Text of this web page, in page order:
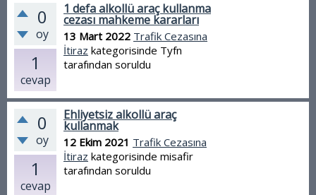
0
oy
1
cevap
1 defa alkollü araç kullanma
cezası mahkeme kararları
13 Mart 2022 Trafik Cezasına
İtiraz kategorisinde Tyfn
tarafından soruldu
0
oy
1
cevap
Ehliyetsiz alkollü araç
kullanmak
12 Ekim 2021 Trafik Cezasına
İtiraz kategorisinde misafir
tarafından soruldu